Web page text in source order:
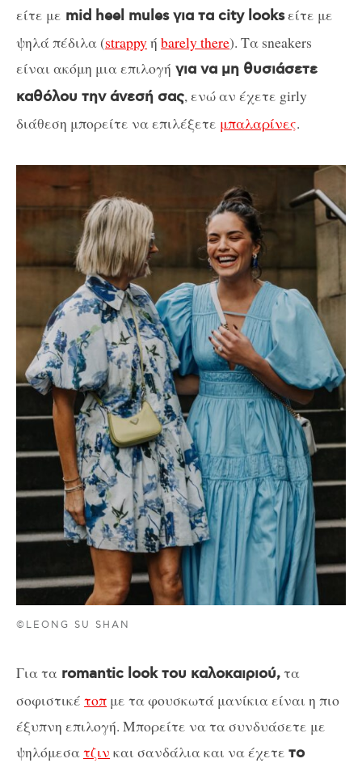
είτε με mid heel mules για τα city looksείτε με
ψηλά πέδιλα (strappyή barely there). Tα sneakers
είναι ακόμη μια επιλογή για να μη θυσιάσετε
καθόλου την άνεσή σας, ενώ αν έχετε girly
διάθεση μπορείτε να επιλέξετε μπαλαρίνες.
©LEONG SU SHAN
Για τα romantic look του καλοκαιριού,τα
σοφιστικέ τοπ με τα φουσκωτά μανίκια είναι η πιο
έξυπνη επιλογή. Μπορείτε να τα συνδυάσετε με
ψηλόμεσατζιν και σανδάλια και να έχετε το